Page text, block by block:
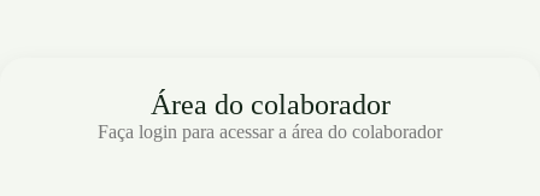
Área do colaborador
Faça login para acessar a área do colaborador